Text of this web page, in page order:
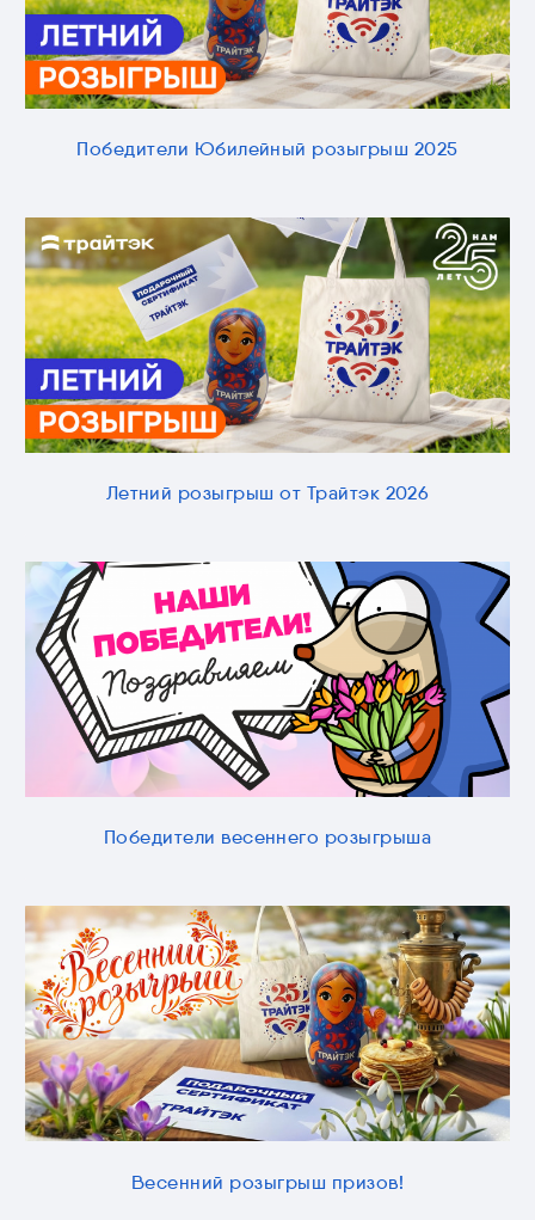
Победители Юбилейный розыгрыш 2025
Летний розыгрыш от Трайтэк 2026
Победители весеннего розыгрыша
Весенний розыгрыш призов!